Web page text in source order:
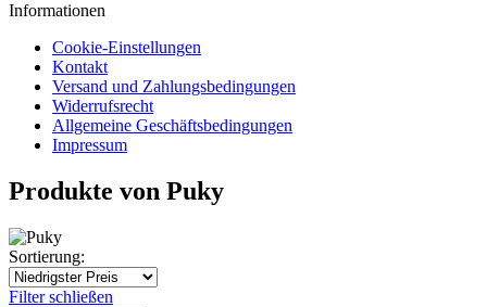
Informationen
Cookie-Einstellungen
Kontakt
Versand und Zahlungsbedingungen
Widerrufsrecht
Allgemeine Geschäftsbedingungen
Impressum
Produkte von Puky
Sortierung:
Filter schließen